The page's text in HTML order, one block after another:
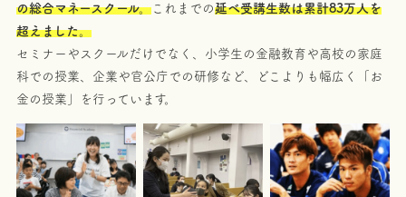
の総合マネースクール。これまでの延べ受講生数は累計83万人を
超えました。
セミナーやスクールだけでなく、小学生の金融教育や高校の家庭
科での授業、企業や官公庁での研修など、どこよりも幅広く「お
金の授業」を行っています。